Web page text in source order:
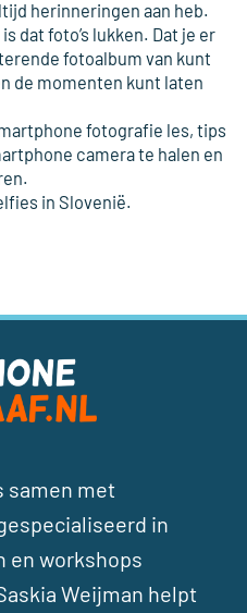
herinneringen aan heb.
dat foto’s lukken. Dat je er
fotoalbum van kunt
de momenten kunt laten
fotografie les, tips
camera te halen en
in Slovenië.
samen met
in
en workshops
Weijman helpt